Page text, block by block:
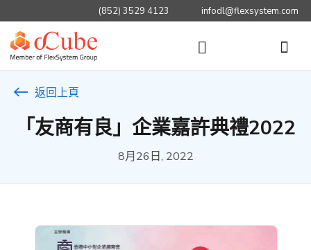
(852) 3529 4123 infodl@flexsystem.com
返回上頁
「友商有良」企業嘉許典禮2022
8月26日, 2022